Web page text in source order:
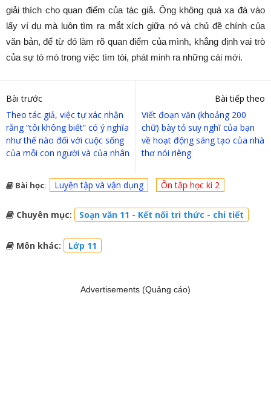
giải thích cho quan điểm của tác giả. Ông không quá xa đà vào
lấy ví dụ mà luôn tìm ra mắt xích giữa nó và chủ đề chính của
văn bản, để từ đó làm rõ quan điểm của mình, khẳng định vai trò
của sự tò mò trong việc tìm tòi, phát minh ra những cái mới.
Bài trước
Theo tác giả, việc tự xác nhận
rằng “tôi không biết” có ý nghĩa
như thế nào đối với cuộc sống
của mỗi con người và của nhân
Bài tiếp theo
Viết đoạn văn (khoảng 200
chữ) bày tỏ suy nghĩ của bạn
về hoạt động sáng tạo của nhà
thơ nói riêng
Bài học: Luyện tập và vận dụng Ôn tập học kì 2
Chuyên mục: Soạn văn 11 - Kết nối tri thức - chi tiết
Môn khác: Lớp 11
Advertisements (Quảng cáo)